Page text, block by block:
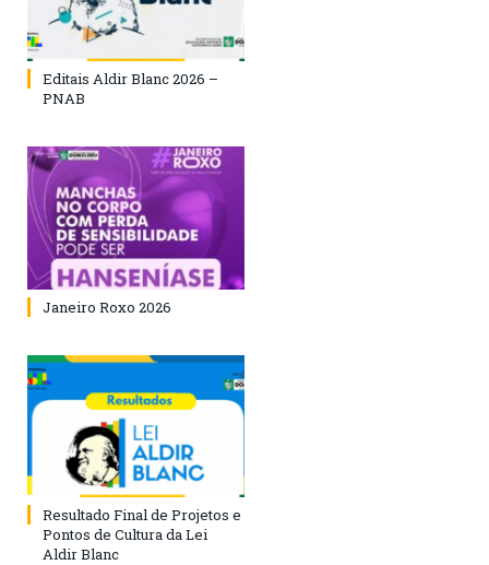
Editais Aldir Blanc 2026 –
PNAB
Janeiro Roxo 2026
Resultado Final de Projetos e
Pontos de Cultura da Lei
Aldir Blanc